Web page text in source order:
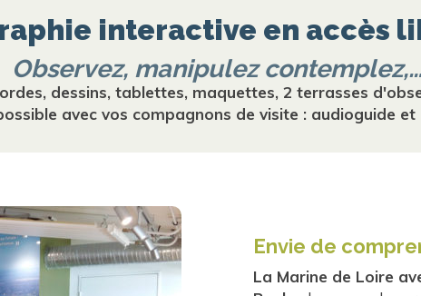
interactive en accès
Observez, manipulez
dessins, tablettes, maquettes, 2 terrasses
avec vos compagnons de visite : audioguide et
Envie de
La Marine de Loire